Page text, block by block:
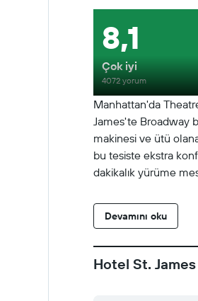
Manhattan'da
James'te Broadway
makinesi ve ütü
bu tesiste ekstra
dakikalık yürüme
Devamını oku
8,1
Çok iyi
4072 yorum
Hotel St.